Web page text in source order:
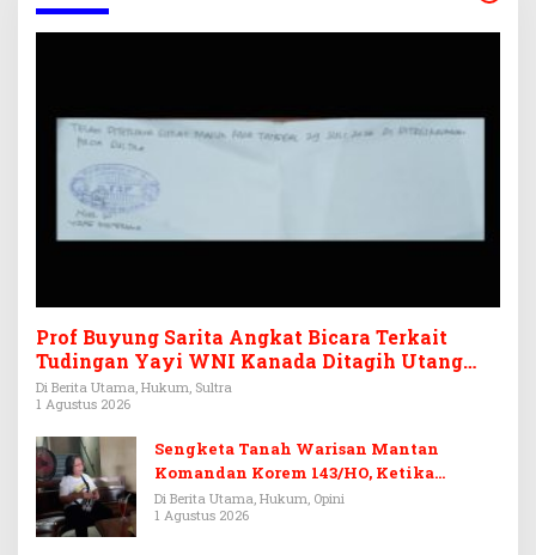
Prof Buyung Sarita Angkat Bicara Terkait
Tudingan Yayi WNI Kanada Ditagih Utang
Rp3,6 Miliar
Di Berita Utama, Hukum, Sultra
1 Agustus 2026
Sengketa Tanah Warisan Mantan
Komandan Korem 143/HO, Ketika
Warisan Menjadi Arena Pemerasan
Di Berita Utama, Hukum, Opini
1 Agustus 2026